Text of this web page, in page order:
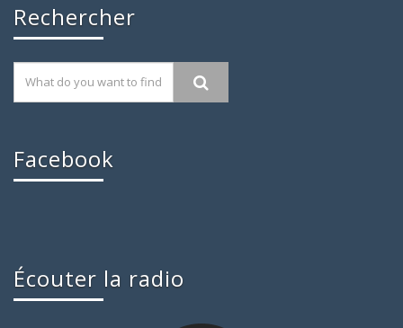
Rechercher
Facebook
Écouter la radio